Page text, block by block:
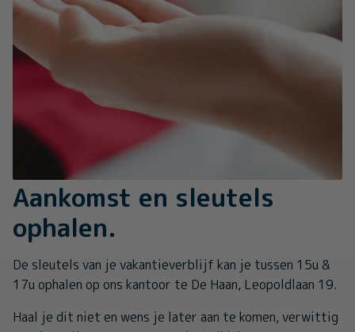
Aankomst en sleutels
ophalen.
De sleutels van je vakantieverblijf kan je tussen 15u &
17u ophalen op ons kantoor te De Haan, Leopoldlaan 19.
Haal je dit niet en wens je later aan te komen, verwittig